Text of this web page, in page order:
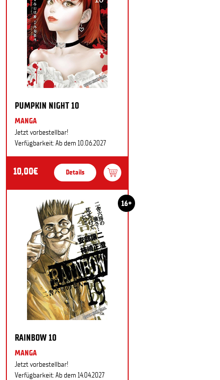
PUMPKIN NIGHT 10
MANGA
Jetzt vorbestellbar!
Verfügbarkeit: Ab dem 10.06.2027
10,00€ Details
16+
RAINBOW 10
MANGA
Jetzt vorbestellbar!
Verfügbarkeit: Ab dem 14.04.2027